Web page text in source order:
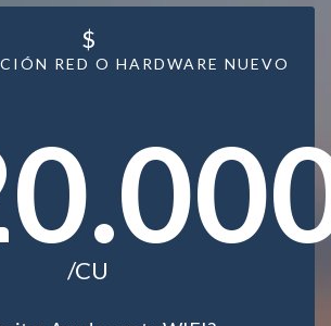
RED O HARDWARE NUEVO
$
/CU